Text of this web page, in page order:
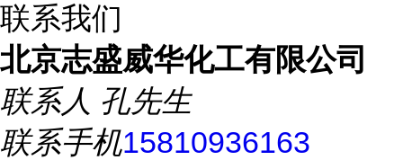
联系我们
北京志盛威华化工有限公司
联系人 孔先生
联系手机15810936163